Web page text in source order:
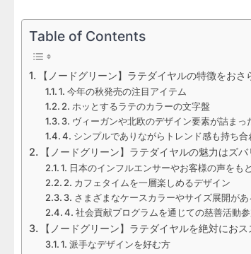
Table of Contents
【ノードグリーン】ラテダイヤルの特徴をおさ
1. 今年の秋発売の注目アイテム
2. ホッとするラテのカラーの文字盤
3. ヴィーガンや北欧のデザイン要素が詰まっ
4. シンプルでありながらトレンド感も持ち合
【ノードグリーン】​ラテダイヤルの魅力はズバ
1. 日本のインフルエンサーやお客様の声をも
2. カフェタイムを一層楽しめるデザイン
3. さまざまなケースカラーやサイズ展開があ
4. 社会貢献プログラムを通じての慈善活動
【ノードグリーン】​ラテダイヤルを絶対にお
1. 派手なデザインを好む方